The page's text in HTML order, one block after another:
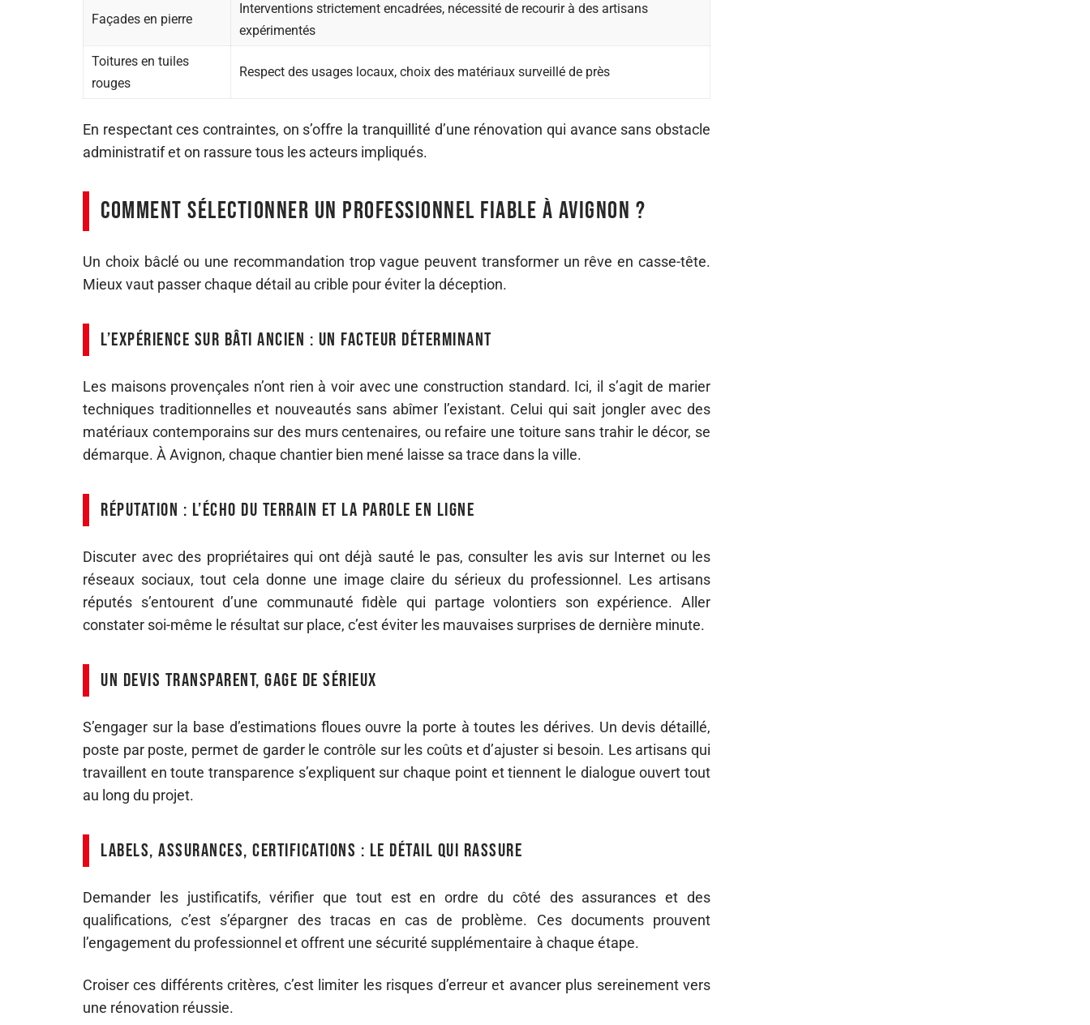
Façades en pierre
Interventions strictement encadrées, nécessité de recourir à des artisans
expérimentés
Toitures en tuiles
rouges
Respect des usages locaux, choix des matériaux surveillé de près
En respectant ces contraintes, on s’offre la tranquillité d’une rénovation qui avance sans obstacle
administratif et on rassure tous les acteurs impliqués.
Comment sélectionner un professionnel fiable à Avignon ?
Un choix bâclé ou une recommandation trop vague peuvent transformer un rêve en casse-tête.
Mieux vaut passer chaque détail au crible pour éviter la déception.
L’expérience sur bâti ancien : un facteur déterminant
Les maisons provençales n’ont rien à voir avec une construction standard. Ici, il s’agit de marier
techniques traditionnelles et nouveautés sans abîmer l’existant. Celui qui sait jongler avec des
matériaux contemporains sur des murs centenaires, ou refaire une toiture sans trahir le décor, se
démarque. À Avignon, chaque chantier bien mené laisse sa trace dans la ville.
Réputation : l’écho du terrain et la parole en ligne
Discuter avec des propriétaires qui ont déjà sauté le pas, consulter les avis sur Internet ou les
réseaux sociaux, tout cela donne une image claire du sérieux du professionnel. Les artisans
réputés s’entourent d’une communauté fidèle qui partage volontiers son expérience. Aller
constater soi-même le résultat sur place, c’est éviter les mauvaises surprises de dernière minute.
Un devis transparent, gage de sérieux
S’engager sur la base d’estimations floues ouvre la porte à toutes les dérives. Un devis détaillé,
poste par poste, permet de garder le contrôle sur les coûts et d’ajuster si besoin. Les artisans qui
travaillent en toute transparence s’expliquent sur chaque point et tiennent le dialogue ouvert tout
au long du projet.
Labels, assurances, certifications : le détail qui rassure
Demander les justificatifs, vérifier que tout est en ordre du côté des assurances et des
qualifications, c’est s’épargner des tracas en cas de problème. Ces documents prouvent
l’engagement du professionnel et offrent une sécurité supplémentaire à chaque étape.
Croiser ces différents critères, c’est limiter les risques d’erreur et avancer plus sereinement vers
une rénovation réussie.